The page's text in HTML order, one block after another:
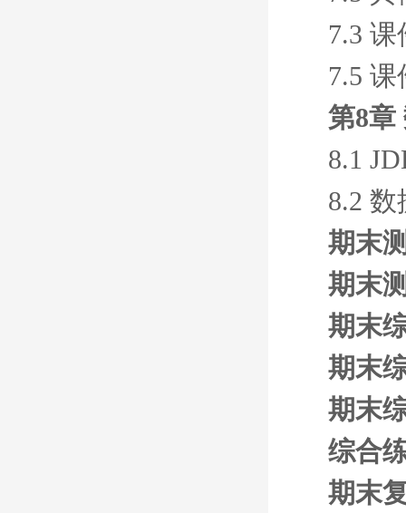
7.3 课
7.5 课
第8章
8.1
8.2
期末
期末
期末
期末
期末
综合
期末